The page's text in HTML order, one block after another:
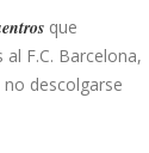
que
F.C. Barcelona,
descolgarse